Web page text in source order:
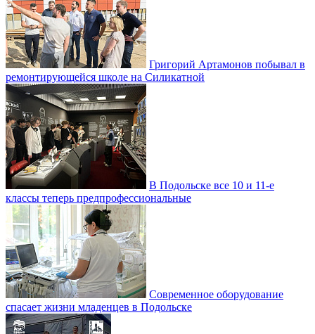
Григорий Артамонов побывал в
ремонтирующейся школе на Силикатной
В Подольске все 10 и 11-е
классы теперь предпрофессиональные
Современное оборудование
спасает жизни младенцев в Подольске